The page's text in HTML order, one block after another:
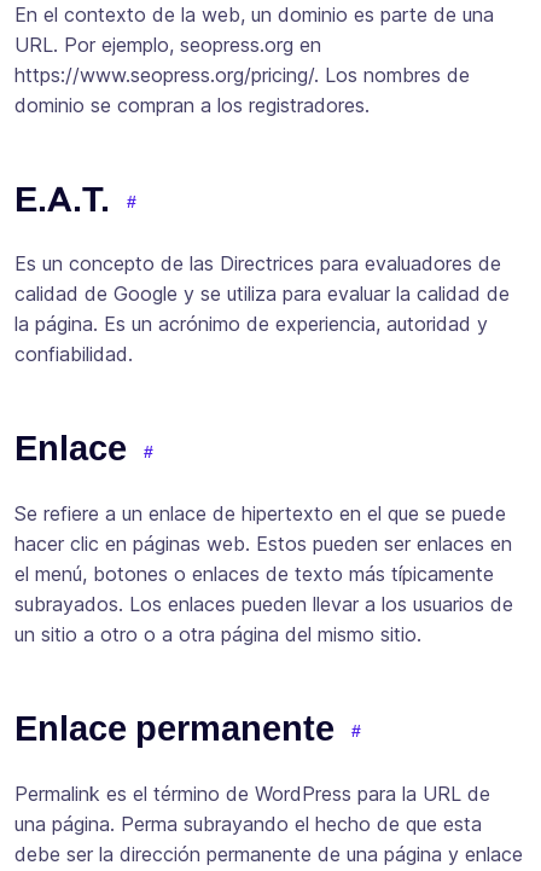
En el contexto de la web, un dominio es parte de una
URL. Por ejemplo, seopress.org en
https://www.seopress.org/pricing/. Los nombres de
dominio se compran a los registradores.
E.A.T.
Es un concepto de las Directrices para evaluadores de
calidad de Google y se utiliza para evaluar la calidad de
la página. Es un acrónimo de experiencia, autoridad y
confiabilidad.
Enlace
Se refiere a un enlace de hipertexto en el que se puede
hacer clic en páginas web. Estos pueden ser enlaces en
el menú, botones o enlaces de texto más típicamente
subrayados. Los enlaces pueden llevar a los usuarios de
un sitio a otro o a otra página del mismo sitio.
Enlace permanente
Permalink es el término de WordPress para la URL de
una página. Perma subrayando el hecho de que esta
debe ser la dirección permanente de una página y enlace